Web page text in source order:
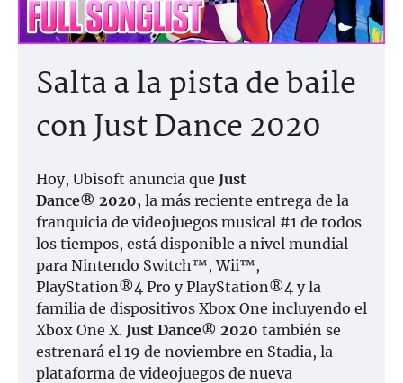
Salta a la pista de baile
con Just Dance 2020
Hoy, Ubisoft anuncia que Just
Dance® 2020, la más reciente entrega de la
franquicia de videojuegos musical #1 de todos
los tiempos, está disponible a nivel mundial
para Nintendo Switch™, Wii™,
PlayStation®4 Pro y PlayStation®4 y la
familia de dispositivos Xbox One incluyendo el
Xbox One X. Just Dance® 2020 también se
estrenará el 19 de noviembre en Stadia, la
plataforma de videojuegos de nueva